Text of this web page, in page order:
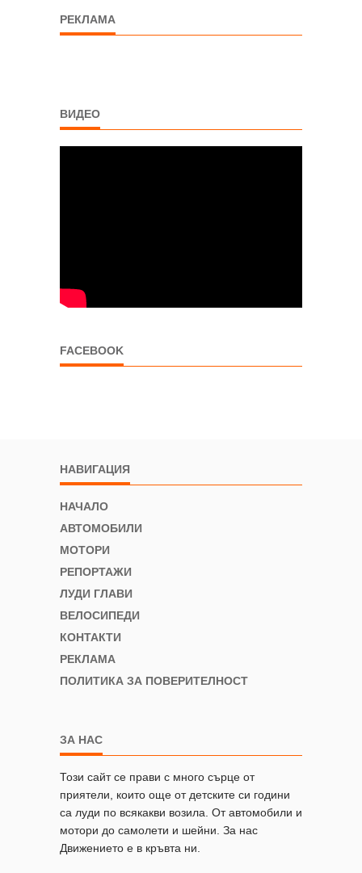
РЕКЛАМА
ВИДЕО
FACEBOOK
НАВИГАЦИЯ
НАЧАЛО
АВТОМОБИЛИ
МОТОРИ
РЕПОРТАЖИ
ЛУДИ ГЛАВИ
ВЕЛОСИПЕДИ
КОНТАКТИ
РЕКЛАМА
ПОЛИТИКА ЗА ПОВЕРИТЕЛНОСТ
ЗА НАС
Този сайт се прави с много сърце от
приятели, които още от детските си години
са луди по всякакви возила. От автомобили и
мотори до самолети и шейни. За нас
Движението е в кръвта ни.